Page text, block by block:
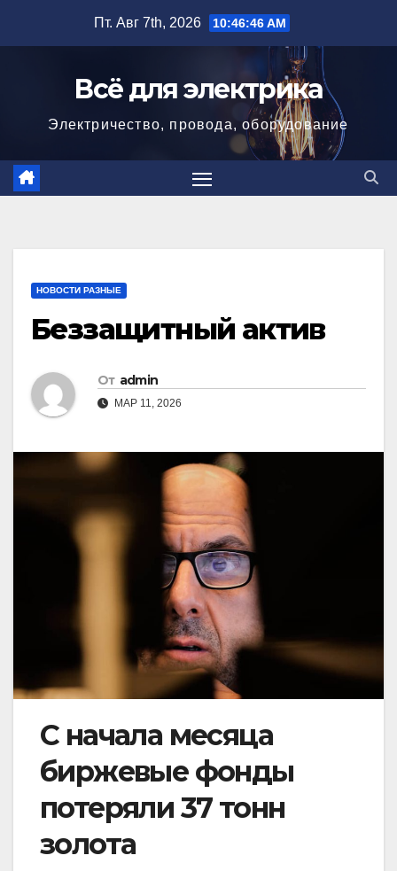
Пт. Авг 7th, 2026 10:46:47 AM
Всё для электрика
Электричество, провода, оборудование
НОВОСТИ РАЗНЫЕ
Беззащитный актив
От admin
МАР 11, 2026
С начала месяца
биржевые фонды
потеряли 37 тонн
золота